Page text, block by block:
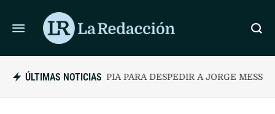
ÚLTIMAS NOTICIAS
“CHIQUI” TAPIA PARA DESPEDIR A JORGE MESSI: “HICISTE